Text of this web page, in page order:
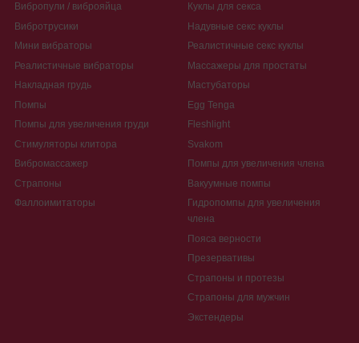
Вибропули / виброяйца
Вибротрусики
Мини вибраторы
Реалистичные вибраторы
Накладная грудь
Помпы
Помпы для увеличения груди
Стимуляторы клитора
Вибромассажер
Страпоны
Фаллоимитаторы
Куклы для секса
Надувные секс куклы
Реалистичные секс куклы
Массажеры для простаты
Мастубаторы
Egg Tenga
Fleshlight
Svakom
Помпы для увеличения члена
Вакуумные помпы
Гидропомпы для увеличения
члена
Пояса верности
Презервативы
Страпоны и протезы
Страпоны для мужчин
Экстендеры